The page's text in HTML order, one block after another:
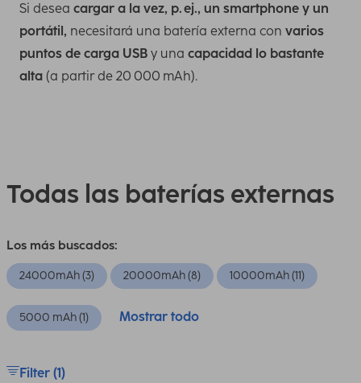
Si desea cargar a la vez, p. ej., un smartphone y un
portátil, necesitará una batería externa con varios
puntos de carga USB y una capacidad lo bastante
alta (a partir de 20 000 mAh).
Todas las baterías externas
Los más buscados:
24000mAh (3) 20000mAh (8) 10000mAh (11)
5000 mAh (1) Mostrar todo
Filter (1)